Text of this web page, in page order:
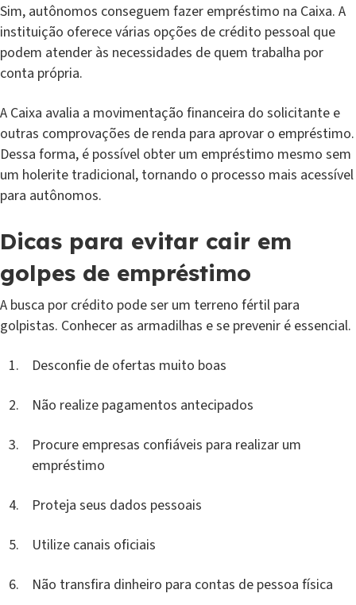
Sim, autônomos conseguem fazer empréstimo na Caixa. A
instituição oferece várias opções de crédito pessoal que
podem atender às necessidades de quem trabalha por
conta própria.
A Caixa avalia a movimentação financeira do solicitante e
outras comprovações de renda para aprovar o empréstimo.
Dessa forma, é possível obter um empréstimo mesmo sem
um holerite tradicional, tornando o processo mais acessível
para autônomos.
Dicas para evitar cair em
golpes de empréstimo
A busca por crédito pode ser um terreno fértil para
golpistas. Conhecer as armadilhas e se prevenir é essencial.
Desconfie de ofertas muito boas
Não realize pagamentos antecipados
Procure empresas confiáveis para realizar um
empréstimo
Proteja seus dados pessoais
Utilize canais oficiais
Não transfira dinheiro para contas de pessoa física